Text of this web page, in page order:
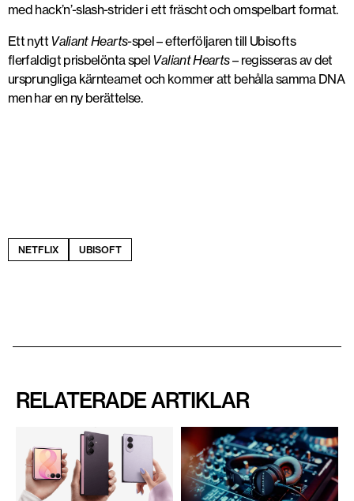
med hack’n’-slash-strider i ett fräscht och omspelbart format.
Ett nytt Valiant Hearts-spel – efterföljaren till Ubisofts
flerfaldigt prisbelönta spel Valiant Hearts– regisseras av det
ursprungliga kärnteamet och kommer att behålla samma DNA
men har en ny berättelse.
NETFLIX UBISOFT
RELATERADE ARTIKLAR